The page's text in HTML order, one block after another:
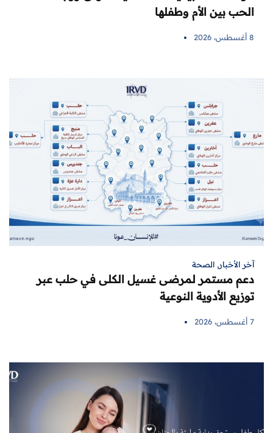
الحب بين الأم وطفلها
8 أغسطس، 2026
آخر الأخبار, الصحة
دعم مستمر لمرضى غسيل الكلى في حلب عبر
توزيع الأدوية النوعية
7 أغسطس، 2026